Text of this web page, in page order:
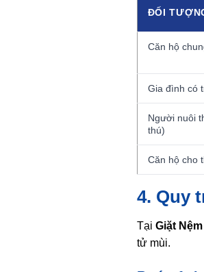
ĐỐI
Căn hộ
Gia đình có
Người nuôi
thú)
Căn hộ cho
4. Quy
Tại Giặt
tử mùi.